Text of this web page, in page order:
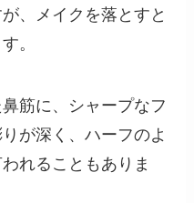
、メイクを落とすと
。
筋に、シャープなフ
が深く、ハーフのよ
れることもありま